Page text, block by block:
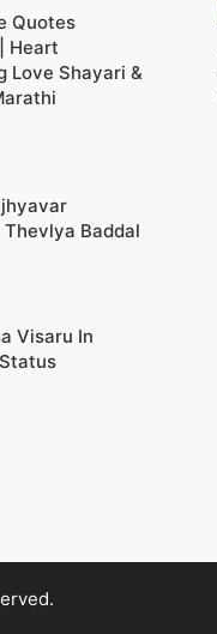
Quotes
Heart
Love Shayari &
Baddal
Visaru In